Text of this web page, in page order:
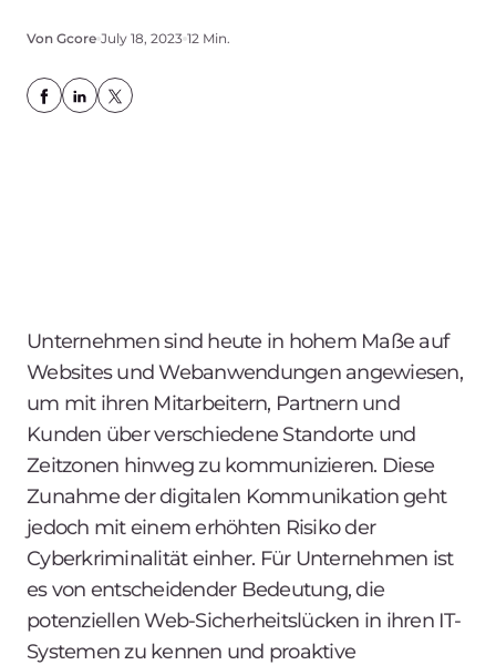
Von Gcore July 18, 2023 12 Min.
Unternehmen sind heute in hohem Maße auf
Websites und Webanwendungen angewiesen,
um mit ihren Mitarbeitern, Partnern und
Kunden über verschiedene Standorte und
Zeitzonen hinweg zu kommunizieren. Diese
Zunahme der digitalen Kommunikation geht
jedoch mit einem erhöhten Risiko der
Cyberkriminalität einher. Für Unternehmen ist
es von entscheidender Bedeutung, die
potenziellen Web-Sicherheitslücken in ihren IT-
Systemen zu kennen und proaktive